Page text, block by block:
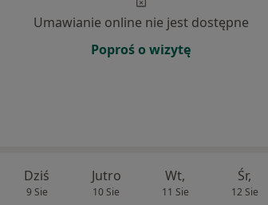
Umawianie online nie jest dostępne
Poproś o wizytę
Dziś
9 Sie
Jutro
10 Sie
Wt,
11 Sie
Śr,
12 Sie